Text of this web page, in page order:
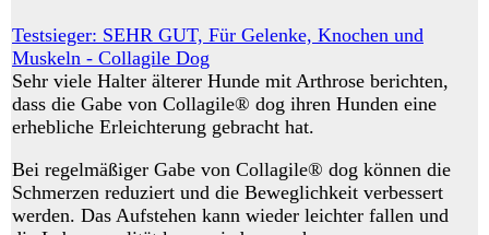
Testsieger: SEHR GUT, Für Gelenke, Knochen und
Muskeln - Collagile Dog
Sehr viele Halter älterer Hunde mit Arthrose berichten,
dass die Gabe von Collagile® dog ihren Hunden eine
erhebliche Erleichterung gebracht hat.
Bei regelmäßiger Gabe von Collagile® dog können die
Schmerzen reduziert und die Beweglichkeit verbessert
werden. Das Aufstehen kann wieder leichter fallen und